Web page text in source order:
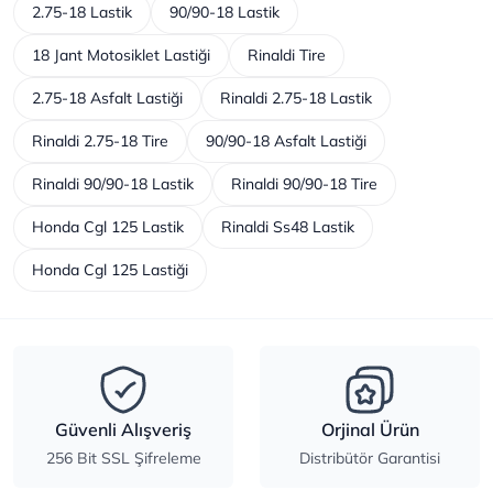
2.75-18 Lastik 90/90-18 Lastik
18 Jant Motosiklet Lastiği Rinaldi Tire
2.75-18 Asfalt Lastiği Rinaldi 2.75-18 Lastik
Rinaldi 2.75-18 Tire 90/90-18 Asfalt Lastiği
Rinaldi 90/90-18 Lastik Rinaldi 90/90-18 Tire
Honda Cgl 125 Lastik Rinaldi Ss48 Lastik
Honda Cgl 125 Lastiği
Güvenli Alışveriş
256 Bit SSL Şifreleme
Orjinal Ürün
Distribütör Garantisi